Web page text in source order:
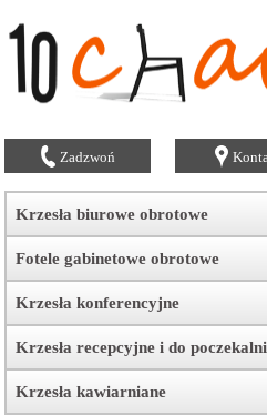
Zadzwoń
Krzesła biurowe obrotowe
Fotele gabinetowe obrotowe
Krzesła konferencyjne
Krzesła recepcyjne i do poczekalni
Krzesła kawiarniane